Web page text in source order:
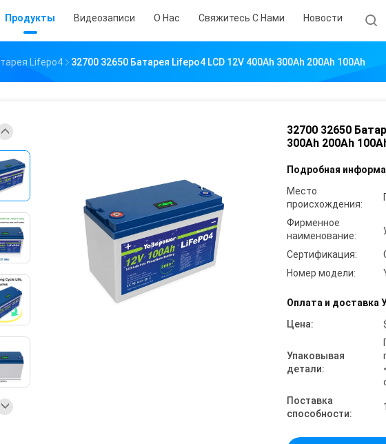
Продукты Видеозаписи О Нас Свяжитесь С Нами Новости
Lifepo4 32700 32650 Батарея Lifepo4 LCD 12V 400Ah 300Ah 200Ah 100Ah
32700 32650
300Ah 200Ah
Подробная
Место
происхождения:
Фирменное
наименование:
Сертификация:
Номер модели:
Оплата и доставка
Цена:
Упаковывая
детали:
Поставка
способности: